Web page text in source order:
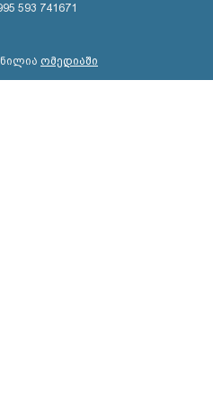
593 741671
ომედიაში